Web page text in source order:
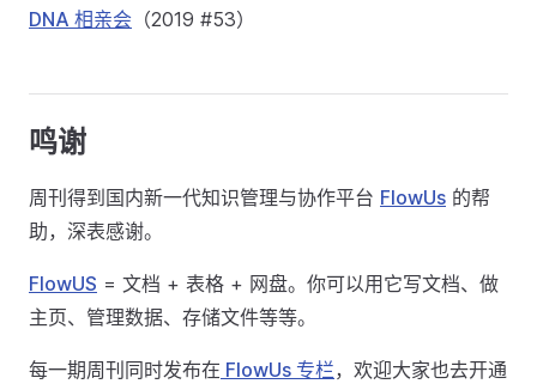
DNA 相亲会 （2019 #53）
鸣谢
周刊得到国内新一代知识管理与协作平台 FlowUs 的帮
助，深表感谢。
FlowUS = 文档 + 表格 + 网盘。你可以用它写文档、做
主页、管理数据、存储文件等等。
每一期周刊同时发布在 FlowUs 专栏，欢迎大家也去开通